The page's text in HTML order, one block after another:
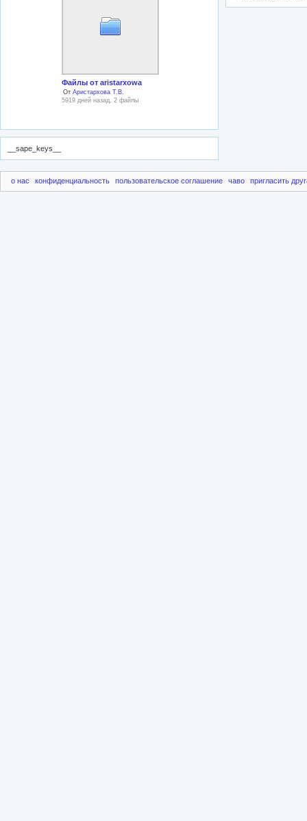
Файлы от aristarxowa
От Аристархова Т.В.
5919 дней назад, 2 файлы
__sape_keys__
о нас конфиденциальность пользовательское соглашение чаво пригласить